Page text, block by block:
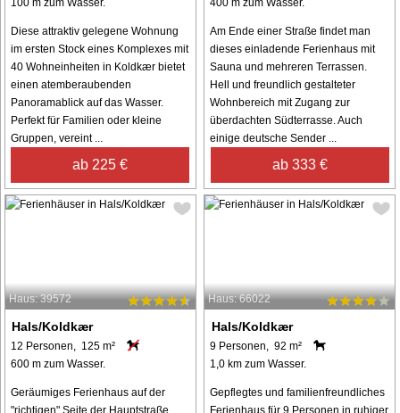
100 m zum Wasser.
Diese attraktiv gelegene Wohnung
im ersten Stock eines Komplexes mit
40 Wohneinheiten in Koldkær bietet
einen atemberaubenden
Panoramablick auf das Wasser.
Perfekt für Familien oder kleine
Gruppen, vereint ...
ab 225 €
400 m zum Wasser.
Am Ende einer Straße findet man
dieses einladende Ferienhaus mit
Sauna und mehreren Terrassen.
Hell und freundlich gestalteter
Wohnbereich mit Zugang zur
überdachten Südterrasse. Auch
einige deutsche Sender ...
ab 333 €
Haus: 39572
Hals/Koldkær
12 Personen, 125 m²
600 m zum Wasser.
Geräumiges Ferienhaus auf der
Haus: 66022
Hals/Koldkær
9 Personen, 92 m²
1,0 km zum Wasser.
Gepflegtes und familienfreundliches